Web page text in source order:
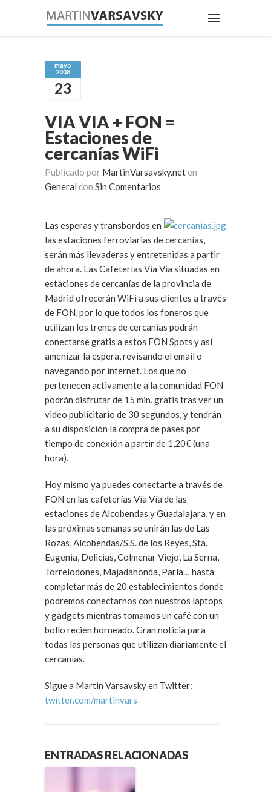
mayo
2008
23
VIA VIA + FON =
Estaciones de
cercanías WiFi
Publicado por MartinVarsavsky.net en
General con Sin Comentarios
Las esperas y transbordos en
las estaciones ferroviarias de cercanías,
serán más llevaderas y entretenidas a partir
de ahora. Las Cafeterías Via Via situadas en
estaciones de cercanías de la provincia de
Madrid ofrecerán WiFi a sus clientes a través
de FON, por lo que todos los foneros que
utilizan los trenes de cercanías podrán
conectarse gratis a estos FON Spots y así
amenizar la espera, revisando el email o
navegando por internet. Los que no
pertenecen activamente a la comunidad FON
podrán disfrutar de 15 min. gratis tras ver un
video publicitario de 30 segundos, y tendrán
a su disposición la compra de pases por
tiempo de conexión a partir de 1,20€ (una
hora).
Hoy mismo ya puedes conectarte a través de
FON en las cafeterías Vía Vía de las
estaciones de Alcobendas y Guadalajara, y en
las próximas semanas se unirán las de Las
Rozas, Alcobendas/S.S. de los Reyes, Sta.
Eugenia, Delicias, Colmenar Viejo, La Serna,
Torrelodones, Majadahonda, Parla… hasta
completar más de 20 establecimientos donde
podremos conectarnos con nuestros laptops
y gadgets mientras tomamos un café con un
bollo recién horneado. Gran noticia para
todas las personas que utilizan diariamente el
cercanías.
Sigue a Martin Varsavsky en Twitter:
twitter.com/martinvars
ENTRADAS RELACIONADAS